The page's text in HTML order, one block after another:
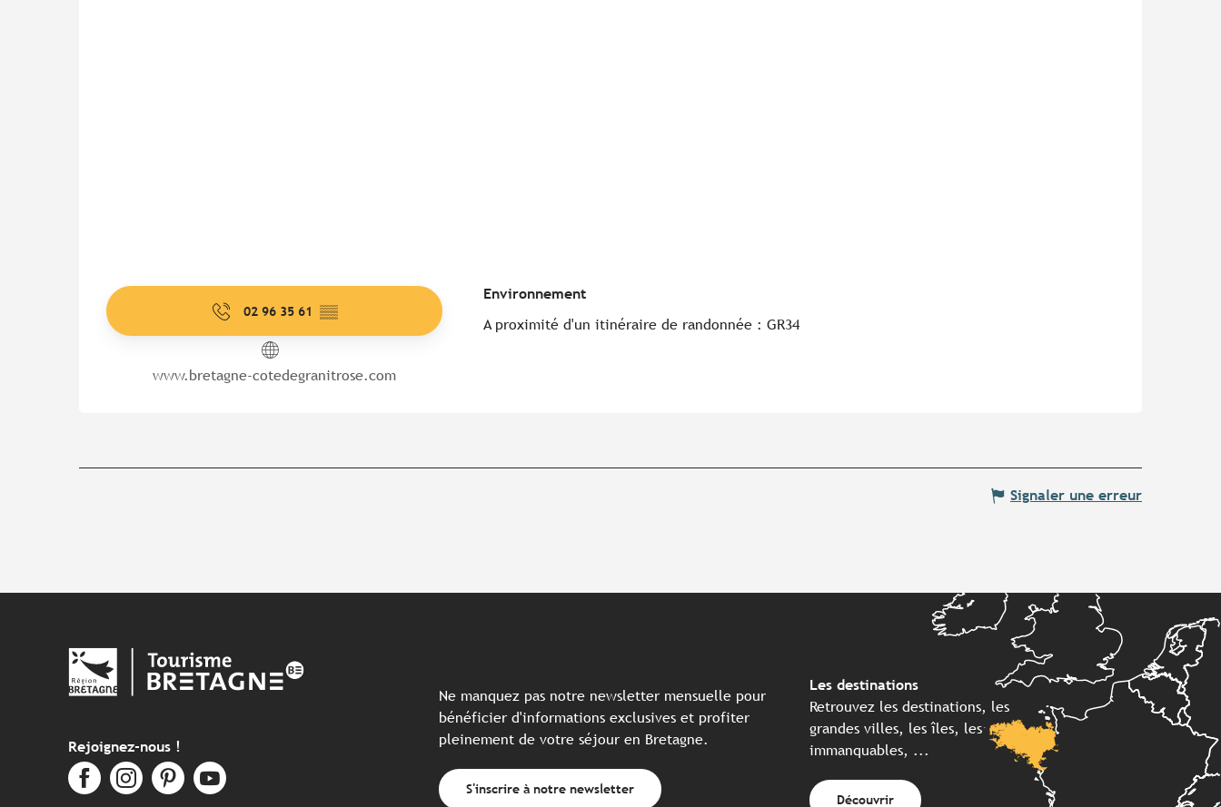
02 96 35 61 ▒▒
www.bretagne-cotedegranitrose.com
Environnement
Environnement
A proximité d'un itinéraire de randonnée : GR34
Signaler une erreur
Rejoignez-nous !
Ne manquez pas notre newsletter mensuelle pour
bénéficier d'informations exclusives et profiter
pleinement de votre séjour en Bretagne.
S'inscrire à notre newsletter
Les destinations
Retrouvez les destinations, les
grandes villes, les îles, les
immanquables, ...
Découvrir